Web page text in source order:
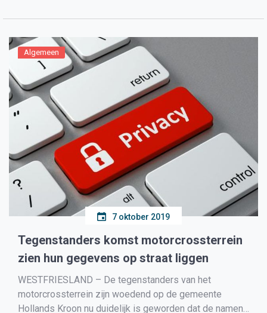
Algemeen
7 oktober 2019
Tegenstanders komst motorcrossterrein
zien hun gegevens op straat liggen
WESTFRIESLAND – De tegenstanders van het
motorcrossterrein zijn woedend op de gemeente
Hollands Kroon nu duidelijk is geworden dat de namen